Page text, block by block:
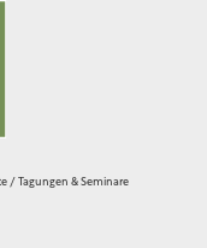
/ Tagungen & Seminare